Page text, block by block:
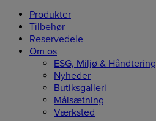
Produkter
Tilbehør
Reservedele
Om os
ESG, Miljø & Håndtering
Nyheder
Butiksgalleri
Målsætning
Værksted